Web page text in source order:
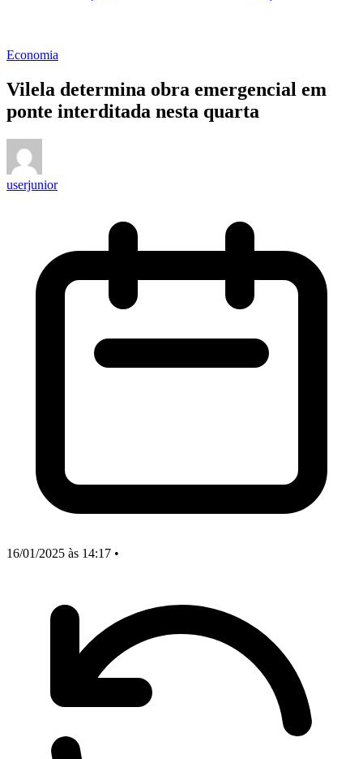
Economia
Vilela determina obra emergencial em
ponte interditada nesta quarta
userjunior
16/01/2025 às 14:17 •